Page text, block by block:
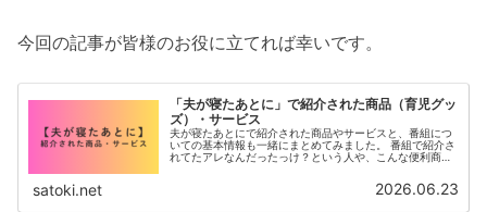
今回の記事が皆様のお役に立てれば幸いです。
「夫が寝たあとに」で紹介された商品（育児グッ
ズ）・サービス
夫が寝たあとにで紹介された商品やサービスと、番組につ
いての基本情報も一緒にまとめてみました。 番組で紹介さ
れてたアレなんだったっけ？という人や、こんな便利商品
satoki.net 2026.06.23